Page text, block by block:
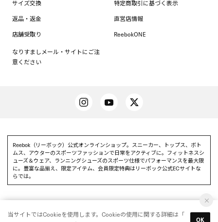
Reebok 公式アプリを使って
サイズ交換
返品・返金
店舗受取り
なりすましメール・サイトにご注
意ください
特定商取引に基づく表示
直営店情報
ReebokONE
Reebok（リーボック）公式オンラインショップ。スニーカー、トップス、ボト
ムス、アウターのスポーツファッションで日常をアクティブに。フィットネスシ
ューズ＆ウェア、ランニングシューズのスポーツ仕様でパフォーマンスを最大限
に。豊富な品揃え、限定アイテム、会員限定特典はリーボック公式ECサイトな
らでは。
当サイトではCookieを使用します。Cookieの使用に関する詳細は「
OK